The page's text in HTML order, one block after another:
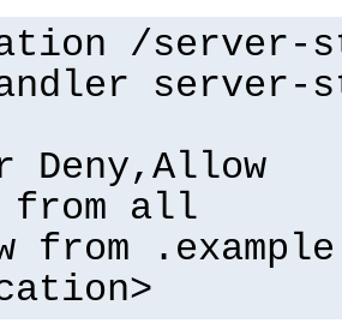
/server-
server-
Deny,Allow
from all
from